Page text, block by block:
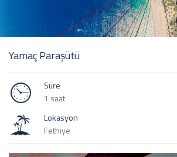
Yamaç Paraşütü
Süre
1 saat
Lokasyon
Fethiye